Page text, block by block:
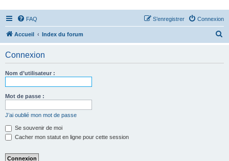
FAQ Connexion
S’enregistrer
Accueil Index du forum
Connexion
Nom d’utilisateur :
Mot de passe :
J’ai oublié mon mot de passe
Se souvenir de moi
Cacher mon statut en ligne pour cette session